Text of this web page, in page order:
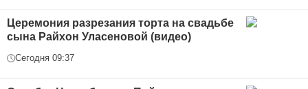
Церемония разрезания торта на свадьбе
сына Райхон Уласеновой (видео)
Сегодня 09:37